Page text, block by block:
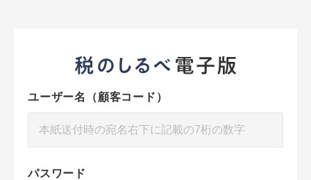
ユーザー名（顧客コード）
パスワード